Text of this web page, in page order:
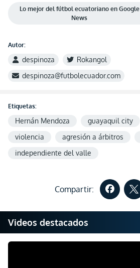
Lo mejor del fútbol ecuatoriano en Google
News
Autor:
despinoza
Rokangol
despinoza@futbolecuador.com
Etiquetas:
Hernán Mendoza guayaquil city
violencia
agresión a árbitros
independiente del valle
Compartir:
Videos destacados